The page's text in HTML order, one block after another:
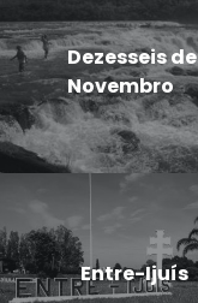
Dezesseis de
Novembro
Entre-Ijuís